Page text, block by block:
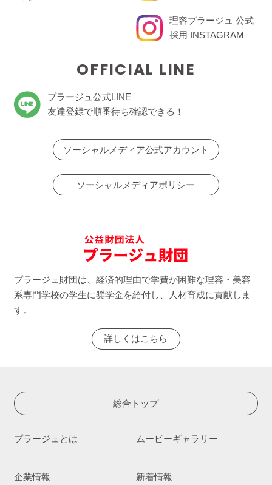
理容プラージュ 公式
採用 INSTAGRAM
OFFICIAL LINE
プラージュ公式LINE
友達登録で順番待ち確認できる！
ソーシャルメディア公式アカウント
ソーシャルメディアポリシー
プラージュ財団は、経済的理由で学費が困難な理容・美容
系専門学校の学生に奨学金を給付し、人材育成に貢献しま
す。
詳しくはこちら
総合トップ
プラージュとは
企業情報
ムービーギャラリー
新着情報